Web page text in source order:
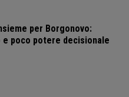
per Borgonovo:
poco potere decisionale